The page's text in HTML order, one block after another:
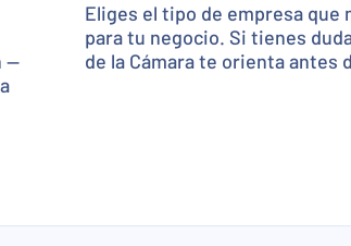
—
Eliges el tipo de empresa que
para tu negocio. Si tienes
de la Cámara te orienta antes